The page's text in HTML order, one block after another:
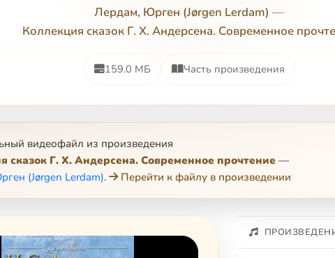
Лердам, Юрген (Jørgen Lerdam) —
Коллекция сказок Г. Х. Андерсена. Современное
159.0 МБ Часть произведения
видеофайл из произведения
сказок Г. Х. Андерсена. Современное прочтение —
(Jørgen Lerdam). Перейти к файлу в произведении